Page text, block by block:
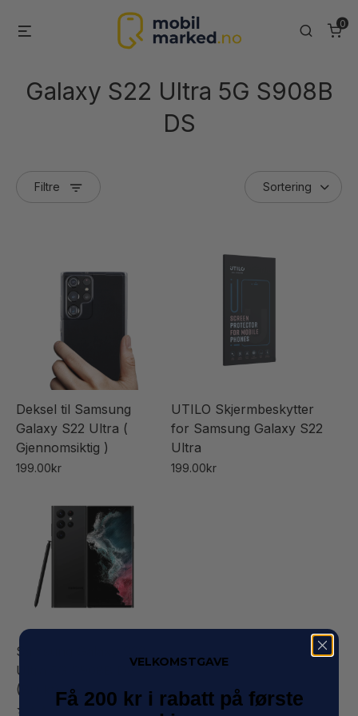
Search
0
Galaxy S22 Ultra 5G S908B
DS
Filtre
Deksel til Samsung
Galaxy S22 Ultra (
Gjennomsiktig )
199.00kr
UTILO Skjermbeskytter
for Samsung Galaxy S22
Ultra
199.00kr
Samsung Galaxy S22
Ultra 5G S908B DS
(Brukt)
VELKOMSTGAVE
Få 200 kr i rabatt på første